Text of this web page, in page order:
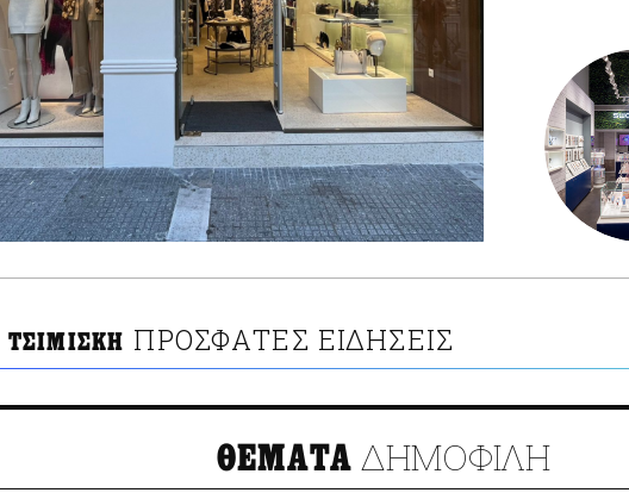
ΤΣΙΜΙΣΚΗ ΠΡΟΣΦΑΤΕΣ ΕΙΔΗΣΕΙΣ
ΘΕΜΑΤΑ ΔΗΜΟΦΙΛΗ